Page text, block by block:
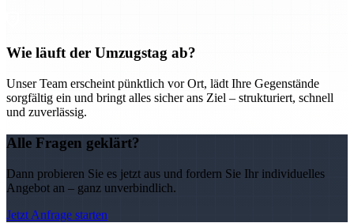
Wie läuft der Umzugstag ab?
Unser Team erscheint pünktlich vor Ort, lädt Ihre Gegenstände
sorgfältig ein und bringt alles sicher ans Ziel – strukturiert, schnell
und zuverlässig.
Alle Fragen geklärt?
Dann probieren Sie es jetzt aus und fordern Sie Ihr individuelles
Angebot an – ganz unverbindlich.
Jetzt Anfrage starten